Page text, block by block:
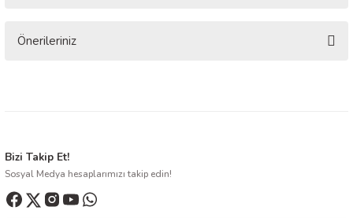
Önerileriniz
Ürün resmi kalitesiz, bozuk veya görüntülenemiyor.
Ürün açıklamasında eksik bilgiler bulunuyor.
Ürün bilgilerinde hatalar bulunuyor.
Bizi Takip Et!
Sosyal Medya hesaplarımızı takip edin!